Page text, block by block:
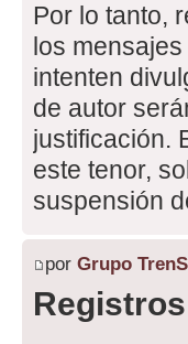
Por lo tanto,
los
intenten
de autor
justificación.
este tenor,
suspensión
por Grupo